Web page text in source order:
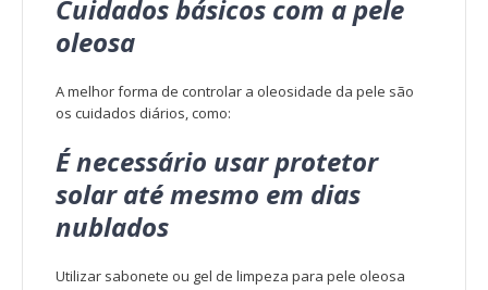
Cuidados básicos com a pele
oleosa
A melhor forma de controlar a oleosidade da pele são
os cuidados diários, como:
É necessário usar protetor
solar até mesmo em dias
nublados
Utilizar sabonete ou gel de limpeza para pele oleosa